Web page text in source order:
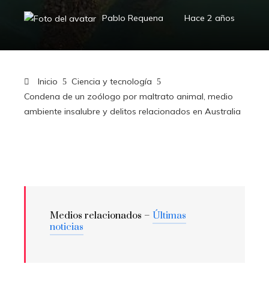
Pablo Requena Hace 2 años
Inicio
Ciencia y tecnología
Condena de un zoólogo por maltrato animal, medio
ambiente insalubre y delitos relacionados en Australia
Medios relacionados – Últimas
noticias